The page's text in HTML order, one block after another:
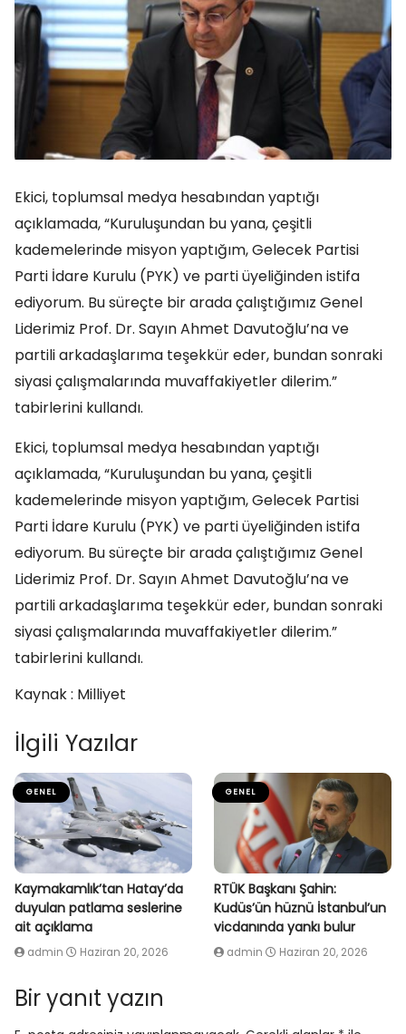
Ekici, toplumsal medya hesabından yaptığı
açıklamada, “Kuruluşundan bu yana, çeşitli
kademelerinde misyon yaptığım, Gelecek Partisi
Parti İdare Kurulu (PYK) ve parti üyeliğinden istifa
ediyorum. Bu süreçte bir arada çalıştığımız Genel
Liderimiz Prof. Dr. Sayın Ahmet Davutoğlu’na ve
partili arkadaşlarıma teşekkür eder, bundan sonraki
siyasi çalışmalarında muvaffakiyetler dilerim.”
tabirlerini kullandı.
Ekici, toplumsal medya hesabından yaptığı
açıklamada, “Kuruluşundan bu yana, çeşitli
kademelerinde misyon yaptığım, Gelecek Partisi
Parti İdare Kurulu (PYK) ve parti üyeliğinden istifa
ediyorum. Bu süreçte bir arada çalıştığımız Genel
Liderimiz Prof. Dr. Sayın Ahmet Davutoğlu’na ve
partili arkadaşlarıma teşekkür eder, bundan sonraki
siyasi çalışmalarında muvaffakiyetler dilerim.”
tabirlerini kullandı.
Kaynak : Milliyet
İlgili Yazılar
GENEL
Kaymakamlık’tan Hatay’da
duyulan patlama seslerine
ait açıklama
admin Haziran 20, 2026
GENEL
RTÜK Başkanı Şahin:
Kudüs’ün hüznü İstanbul’un
vicdanında yankı bulur
admin Haziran 20, 2026
Bir yanıt yazın